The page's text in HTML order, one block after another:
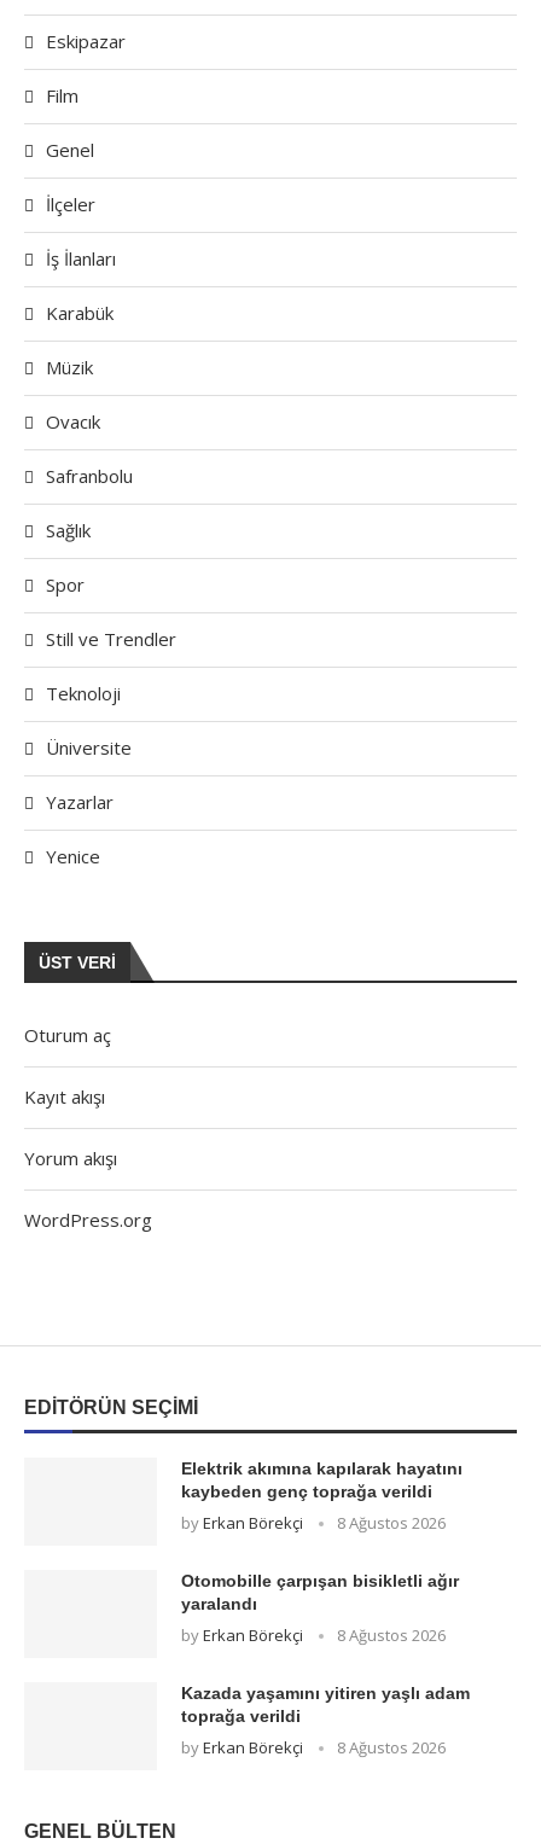
Eskipazar
Film
Genel
İlçeler
İş İlanları
Karabük
Müzik
Ovacık
Safranbolu
Sağlık
Spor
Still ve Trendler
Teknoloji
Üniversite
Yazarlar
Yenice
ÜST VERI
Oturum aç
Kayıt akışı
Yorum akışı
WordPress.org
EDITÖRÜN SEÇIMI
Elektrik akımına kapılarak hayatını
kaybeden genç toprağa verildi
byErkan Börekçi 8 Ağustos 2026
Otomobille çarpışan bisikletli ağır
yaralandı
byErkan Börekçi 8 Ağustos 2026
Kazada yaşamını yitiren yaşlı adam
toprağa verildi
byErkan Börekçi 8 Ağustos 2026
GENEL BÜLTEN